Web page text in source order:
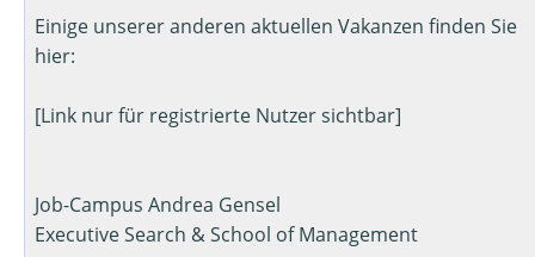
Einige unserer anderen aktuellen Vakanzen finden Sie
hier:
[Link nur für registrierte Nutzer sichtbar]
Job-Campus Andrea Gensel
Executive Search & School of Management